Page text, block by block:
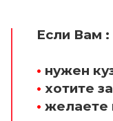
Если Вам :
• нужен
• хотите
• желаете